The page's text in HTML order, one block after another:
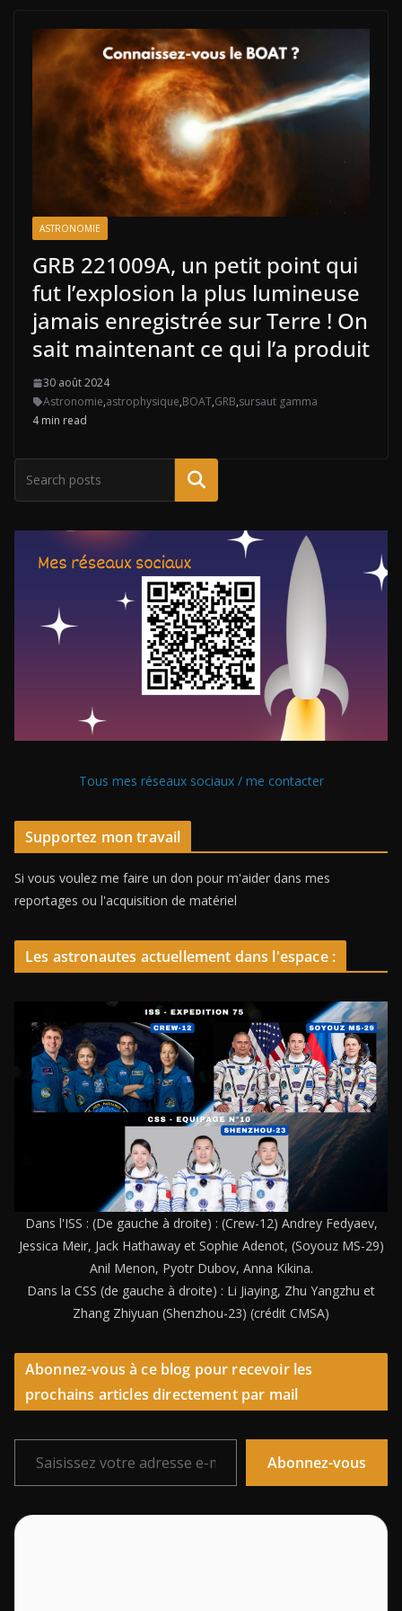
ASTRONOMIE
GRB 221009A, un petit point qui
fut l’explosion la plus lumineuse
jamais enregistrée sur Terre ! On
sait maintenant ce qui l’a produit
30 août 2024
Astronomie,astrophysique,BOAT,GRB,sursaut gamma
4 min read
Tous mes réseaux sociaux / me contacter
Supportez mon travail
Si vous voulez me faire un don pour m'aider dans mes
reportages ou l'acquisition de matériel
Les astronautes actuellement dans l'espace :
Dans l'ISS : (De gauche à droite) : (Crew-12) Andrey Fedyaev,
Jessica Meir, Jack Hathaway et Sophie Adenot, (Soyouz MS-29)
Anil Menon, Pyotr Dubov, Anna Kikina.
Dans la CSS (de gauche à droite) : Li Jiaying, Zhu Yangzhu et
Zhang Zhiyuan (Shenzhou-23) (crédit CMSA)
Abonnez-vous à ce blog pour recevoir les
prochains articles directement par mail
Saisissez votre adresse e-mail…
Abonnez-vous